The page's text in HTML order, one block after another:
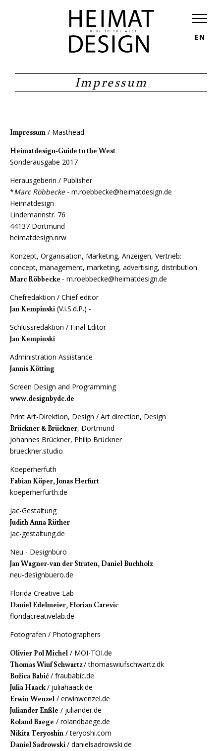
EN
Impressum
Impressum / Masthead
Heimatdesign-Guide to the West
Sonderausgabe 2017
Herausgeberin / Publisher
*Marc Röbbecke- m.roebbecke@heimatdesign.de
Heimatdesign
Lindemannstr. 76
44137 Dortmund
heimatdesign.nrw
Konzept, Organisation, Marketing, Anzeigen, Vertrieb:
concept, management, marketing, advertising, distribution
Marc Röbbecke - m.roebbecke@heimatdesign.de
Chefredaktion / Chief editor
Jan Kempinski (V.i.S.d.P.) -
Schlussredaktion / Final Editor
Jan Kempinski
Administration Assistance
Jannis Kötting
Screen Design and Programming
www.designbydc.de
Print Art-Direktion, Design / Art direction, Design
Brückner & Brückner, Dortmund
Johannes Brückner, Philip Brückner
brueckner.studio
Koeperherfuth
Fabian Köper, Jonas Herfurt
koeperherfurth.de
Jac-Gestaltung
Judith Anna Rüther
jac-gestaltung.de
Neu - Designbüro
Jan Wagner-van der Straten, Daniel Buchholz
neu-designbuero.de
Florida Creative Lab
Daniel Edelmeier, Florian Carevic
floridacreativelab.de
Fotografen / Photographers
Olivier Pol Michel / MOI-TOI.de
Thomas Wiuf Schwartz/thomaswiufschwartz.dk
Božica Babić / fraubabic.de
Julia Haack/ juliahaack.de
Erwin Wenzel / erwinwenzel.de
Juliander Enßle / juliander.de
Roland Baege / rolandbaege.de
Nikita Teryoshin /teryoshi.com
Daniel Sadrowski/ danielsadrowski.de